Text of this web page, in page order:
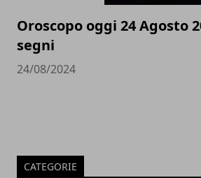
Oroscopo oggi 24 Agosto
segni
24/08/2024
CATEGORIE